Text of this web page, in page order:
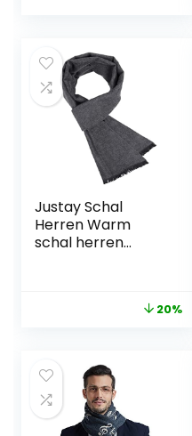
Business 155×26cm
Justay Schal
Herren Warm
schal herren
20%